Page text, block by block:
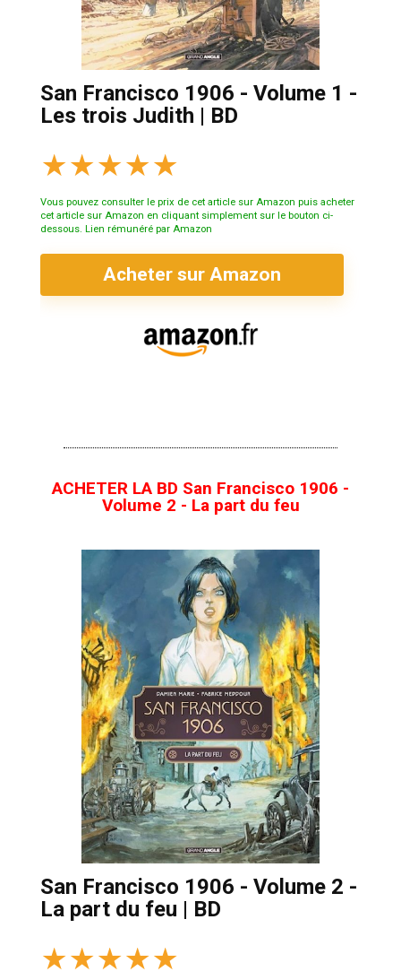
San Francisco 1906 - Volume 1 -
Les trois Judith | BD
★★★★★
Vous pouvez consulter le prix de cet article sur Amazon puis acheter
cet article sur Amazon en cliquant simplement sur le bouton ci-
dessous. Lien rémunéré par Amazon
Acheter sur Amazon
ACHETER LA BD San Francisco 1906 -
Volume 2 - La part du feu
San Francisco 1906 - Volume 2 -
La part du feu | BD
★★★★★